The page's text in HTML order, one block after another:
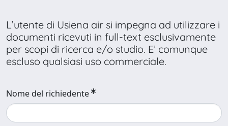
L’utente di Usiena air si impegna ad utilizzare i
documenti ricevuti in full-text esclusivamente
per scopi di ricerca e/o studio. E’ comunque
escluso qualsiasi uso commerciale.
Nome del richiedente